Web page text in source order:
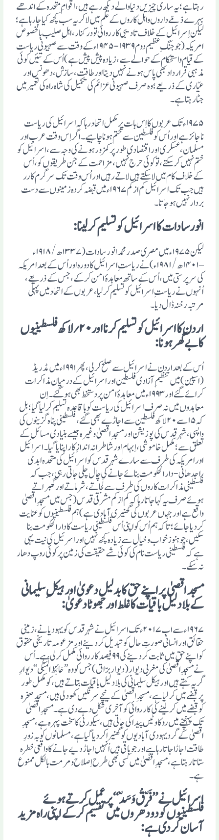
رہتا ہے؛ یہ ساری چیزیں دنیا والے دیکھ رہے ہیں، اقوامِ متحدہ کے اندھے
بہرے ذمّے داروں واہل کاروں کے علم میں لاکر یہ سب کچھ کیا جارہا ہے؛
لیکن اِسرائیل کے خلاف تادیبی کار روائی تو درکنار، اہلِ صلیب بالخصوص
امریکہ (جو جنگِ عظیم دوم ۱۹۳۹-۱۹۴۵ء کے وقت سے صہیونی ریاست
کے قیام واستحکام کے حوالے سے، زیادہ پیش پیش ہے) اُس کے تئیں کوئی
مذہبی قرار داد بھی پاس ہونے نہیں دیتا اور طاقت، سازش، دھونس اور
عیّاری کے ذریعے؛ وہ صرف صہیونی عزائم کی تکمیل کی شاہ راہ کی تعمیر میں
جٹا رہتا ہے۔
۱۹۷۵ء تک عربوں کا اِس بات پر مکمل اتحاد رہا کہ اسرائیل کی ریاست
ناجائز ہے اور اُس کو فلسطین سے ختم ہونا چاہیے۔ اگر اِس وقت عرب اور
مسلمان، عسکری اور اقتصادی طور پر کمزور ہونے کی وجہ سے، اسرائیل کو
ختم نہیں کرسکتے، تو کوئی حرج نہیں ، مزاحمت کے جن طریقوں کو، اُس
کے خلاف کام میں لاسکتے ہیں لاتے رہیں اور اُس وقت تک سرگرم کارر
ہیں جب تک اسرائیل کم از کم ۱۹۶۷ء میں قبضہ کردہ زمینوں سے دست
بردار نہیں ہوجاتا۔
انورسادات کا اسرائیل کو تسلیم کرلینا :
لیکن ۱۹۷۵ء میں مصری صدر محمد انور سادات (۱۳۳۷ھ/۱۹۱۸ء
– ۱۴۰۱ھ/۱۹۸۱ء )نے ریاستِ اسرائیل کا دورہ اور اُس کے بعد امریکہ
کی سرپرستی میں، اُس کے ساتھ معاہدۂ امن کرکے، جس کے ذریعے،
اُنہوں نے ریاستِ اسرائیل کو تسلیم کرلیا، عربوں کے اتحاد میں پہلی
مرتبہ رخنہ ڈال دیا۔
اردن کا اسرائیل کو تسلیم کرنا اور ۲۰؍ لاکھ فلسطینیوں
کا بے گھر ہونا :
اُس کے بعد اردن نے اسرائیل سے صلح کرلی، پھر ۱۹۹۱ء میں مڈریڈ
(اسپین) میں تنظیمِ آزادی فلسطین اور اسرائیل کے درمیان مذاکرات
کرائے گئے اور ۱۹۹۳ء میں معاہدۂ امن پر دستخط بھی ہوگئے۔ اِن
معاہدوں میں نہ صرف اسرائیل کی ریاست کو باقاعدہ تسلیم کرلیا گیا؛ بل
کہ ۱۵ سے ۲۰ لاکھ فلسطین سے اجاڑے بھی گئے، فلسطینی پناہ گزینوں کی
واپسی، شہر قدس کی پوزیشن اور مسجدِ اقصیٰ وغیرہ جیسے بنیادی مسائل کے
تعلق سے؛ مکمل خاموشی، اِبہام اور شاطرانہ اندازِ کار اپنایا گیا۔ اسرائیل
اور امریکہ کی طرف سے سارے شہرِ قدس کو اسرائیل کی متحدہ ابدی
راجدھانی- دار الحکومت بنائے جانے کی چال چلی جاتی رہی، جب کہ
فلسطینی مذاکرات کاروں کی طرف سے لَجاتے، شرماتے اور گھبراتے
ہوئے صرف یہ کہاجاتا رہا کہ کم از کم مشرقی قدس (جس میں مسجدِ اقصیٰ
واقع ہے اور جہاں عربوں کی گھنیری آبادی ہے) ہم فلسطینیوں کو عنایت
کردیاجائے؛ تاکہ ہم اُس کو اپنی اُس فلسطینی ریاست کا دار الحکومت بنا
سکیں، جو ہنوز خواب وخیال سے زیادہ کچھ نہیں اور اسرئیل کی نیت یہی
ہے کہ فلسطینی ریاست نام کی کوئی شے حقیقت کی زمین پر کوئی روپ دھار
نہ سکے۔
مسجد اقصیٰ پر اپنے حق کا بدلیل دعویٰ اور ہیکلِ سلیمانی
کے بلا دلیل باقیات کا غلط اور جھوٹا دعویٰ:
۱۹۶۷ء سے اب ۲۰۱۷ء تک اسرائیل نے شہر ِقدس کو یہودیا نے، زمینی
حقائق اور انسانی صورتِ حال کو تبدیل کردینے اور مزعومہ تاریخی حقوق
کو اپنے حق میں ثابت کردینے کی ۹۹ فیصد کار روائی مکمل کرلی ہے۔ اُس
نے مسجدِ اقصیٰ کی مغربی دیوار(دیوار برّاق) جس کو وہ ’’حَائِطُ الْمَبْکٰی‘‘ دیوارِ
گریہ کہتے ہیں اور ہیکل سلیمانی کی بلا دلیل باقیات بتاتے ہیں، کو مکمل طور
پرقبضے میں کرلیا ہے، مسجدِ اقصیٰ کے نیچے سرنگیں کھود لی ہیں، مسجدِ صخرہ
کو قبضے میں کرلینے کی کار روائی کوآخری شکل دے دی ہے۔ مسجدِ اقصیٰ
تک پہنچنے میں روکاوٹیں پیدا کی جاتی ہیں، سیکورٹی کا سخت پہرہ ہے، مسجدِ
اقصیٰ کے گرد یہودی آبادیوں کو گھنیراکردیا گیا ہے، مسلمانوں کو بہ زورِ
طاقت اجاڑا جاتا رہا ہے اور جو باقی ہیں اُنہیں اجاڑ دیے جانے کا واقعی خطرہ
ستاتا رہتا ہے، مسجدِ اقصیٰ میں کسی بھی طرح اِصلاح ومرمت بالکل ممنوع
ہے۔
اسرائیل نے’’ فَرِّقْ وَسَدّ‘‘ پر عمل کرتے ہوئے
فلسطینیوں کو دو دھروں میں تقسیم کرکے اپنی راہ مزید
آسان کردی ہے :